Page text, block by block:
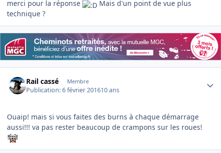
merci pour la réponse
Mais d'un point de vue plus
technique ?
Rail cassé Membre
Publication:6 février 201610 ans
Ouaip! mais si vous faites des burns à chaque démarrage
aussi!!! va pas rester beaucoup de crampons sur les roues!